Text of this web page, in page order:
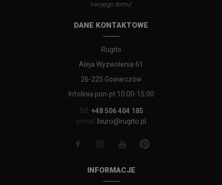
swojego domu!
DANE KONTAKTOWE
Rugito
Aleja Wyzwolenia 61
26-225 Gowarczów
Infolinia pon-pt 10:00-15:00
tel. +48 506 404 185
e-mail: biuro@rugito.pl
INFORMACJE